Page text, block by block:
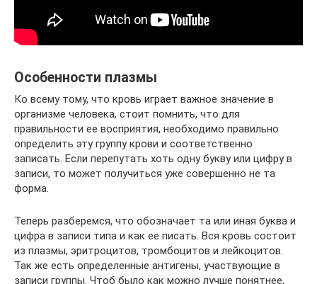
Особенности плазмы
Ко всему тому, что кровь играет важное значение в
организме человека, стоит помнить, что для
правильности ее восприятия, необходимо правильно
определить эту группу крови и соответственно
записать. Если перепутать хоть одну букву или цифру в
записи, то может получиться уже совершенно не та
форма.
Теперь разберемся, что обозначает та или иная буква и
цифра в записи типа и как ее писать. Вся кровь состоит
из плазмы, эритроцитов, тромбоцитов и лейкоцитов.
Так же есть определенные антигены, участвующие в
записи группы. Чтоб было как можно лучше понятнее,